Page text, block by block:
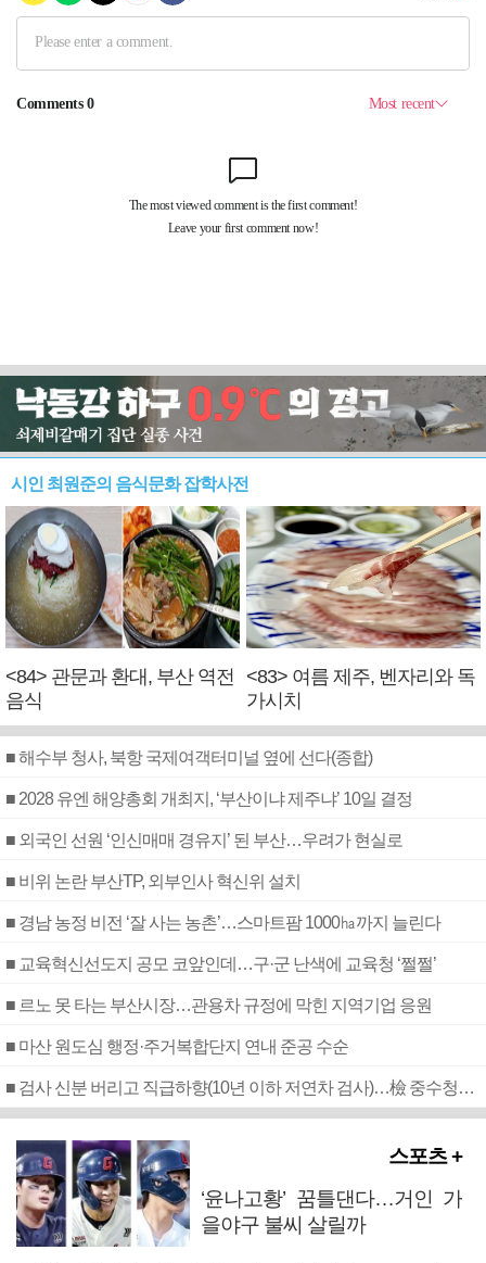
시인 최원준의 음식문화 잡학사전
<84> 관문과 환대, 부산 역전
음식
<83> 여름 제주, 벤자리와 독
가시치
■ 해수부 청사, 북항 국제여객터미널 옆에 선다(종합)
■ 2028 유엔 해양총회 개최지, ‘부산이냐 제주냐’ 10일 결정
■ 외국인 선원 ‘인신매매 경유지’ 된 부산…우려가 현실로
■ 비위 논란 부산TP, 외부인사 혁신위 설치
■ 경남 농정 비전 ‘잘 사는 농촌’…스마트팜 1000㏊까지 늘린다
■ 교육혁신선도지 공모 코앞인데…구·군 난색에 교육청 ‘쩔쩔’
■ 르노 못 타는 부산시장…관용차 규정에 막힌 지역기업 응원
■ 마산 원도심 행정·주거복합단지 연내 준공 수순
■ 검사 신분 버리고 직급하향(10년 이하 저연차 검사)…檢 중수청행 기피
스포츠 +
‘윤나고황’ 꿈틀댄다…거인 가
을야구 불씨 살릴까